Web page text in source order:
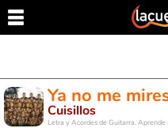
Ya no me
Cuisillos
Letra y Acordes de Guitarra. Aprende